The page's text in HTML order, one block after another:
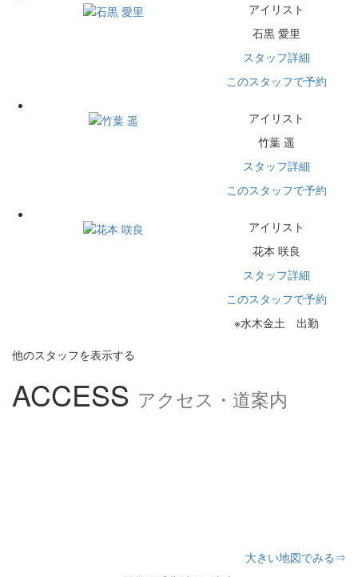
アイリスト
石黒 愛里
スタッフ詳細
このスタッフで予約
アイリスト
竹葉 遥
スタッフ詳細
このスタッフで予約
アイリスト
花本 咲良
スタッフ詳細
このスタッフで予約
※水木金土 出勤
他のスタッフを表示する
ACCESS アクセス・道案内
大きい地図でみる⇒